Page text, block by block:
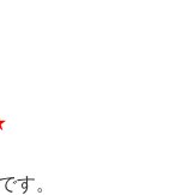
す。